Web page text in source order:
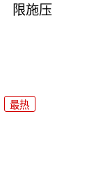
限施压
最热